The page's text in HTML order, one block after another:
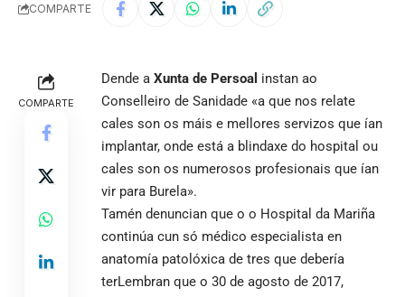
COMPARTE
COMPARTE
Dende a Xunta de Persoal instan ao
Conselleiro de Sanidade «a que nos relate
cales son os máis e mellores servizos que ían
implantar, onde está a blindaxe do hospital ou
cales son os numerosos profesionais que ían
vir para Burela».
Tamén denuncian que o o Hospital da Mariña
continúa cun só médico especialista en
anatomía patolóxica de tres que debería
terLembran que o 30 de agosto de 2017,